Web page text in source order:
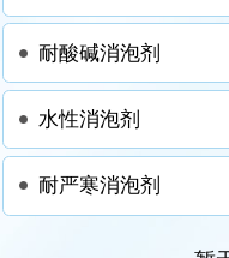
耐酸碱消泡剂
水性消泡剂
耐严寒消泡剂